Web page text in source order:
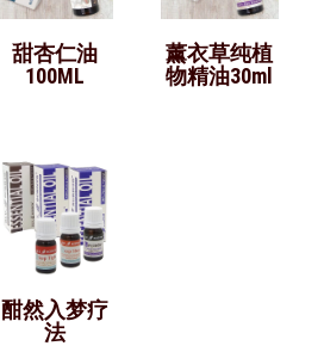
甜杏仁油
100ML
薰衣草纯植
物精油30ml
酣然入梦疗
法